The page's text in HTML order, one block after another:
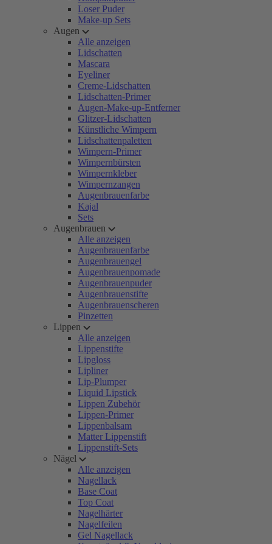
Loser Puder
Make-up Sets
Augen
Alle anzeigen
Lidschatten
Mascara
Eyeliner
Creme-Lidschatten
Lidschatten-Primer
Augen-Make-up-Entferner
Glitzer-Lidschatten
Künstliche Wimpern
Lidschattenpaletten
Wimpern-Primer
Wimpernbürsten
Wimpernkleber
Wimpernzangen
Augenbrauenfarbe
Kajal
Sets
Augenbrauen
Alle anzeigen
Augenbrauenfarbe
Augenbrauengel
Augenbrauenpomade
Augenbrauenpuder
Augenbrauenstifte
Augenbrauenscheren
Pinzetten
Lippen
Alle anzeigen
Lippenstifte
Lipgloss
Lipliner
Lip-Plumper
Liquid Lipstick
Lippen Zubehör
Lippen-Primer
Lippenbalsam
Matter Lippenstift
Lippenstift-Sets
Nägel
Alle anzeigen
Nagellack
Base Coat
Top Coat
Nagelhärter
Nagelfeilen
Gel Nagellack